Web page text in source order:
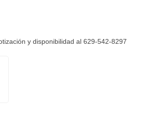
y disponibilidad al 629-542-8297